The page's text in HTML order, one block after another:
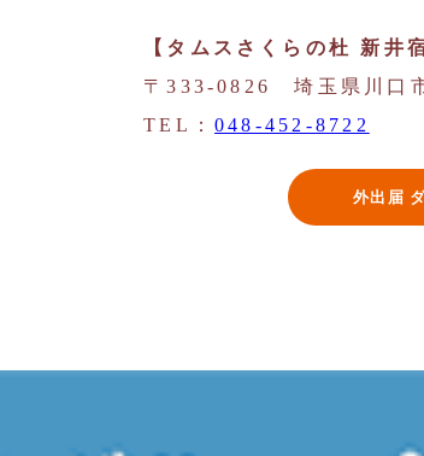
【タムスさくらの杜 新井
〒333-0826 埼玉県川口
TEL：048-452-8722
外出届